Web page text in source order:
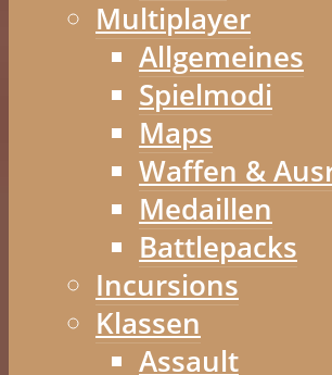
Multiplayer
Allgemeines
Spielmodi
Maps
Waffen &
Medaillen
Battlepacks
Incursions
Klassen
Assault